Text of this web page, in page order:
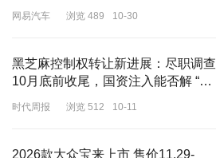
网易汽车 浏览 489 10-30
黑芝麻控制权转让新进展：尽职调查
10月底前收尾，国资注入能否解 “冲
时代周报 浏览 512 10-11
2026款大众宝来上市 售价11.29-